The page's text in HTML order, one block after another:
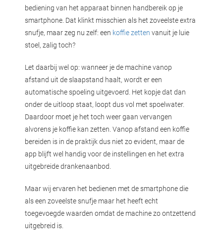
bediening van het apparaat binnen handbereik op je
smartphone. Dat klinkt misschien als het zoveelste extra
snufje, maar zeg nu zelf: een koffie zetten vanuit je luie
stoel, zalig toch?
Let daarbij wel op: wanneer je de machine vanop
afstand uit de slaapstand haalt, wordt er een
automatische spoeling uitgevoerd. Het kopje dat dan
onder de uitloop staat, loopt dus vol met spoelwater.
Daardoor moet je het toch weer gaan vervangen
alvorens je koffie kan zetten. Vanop afstand een koffie
bereiden is in de praktijk dus niet zo evident, maar de
app blijft wel handig voor de instellingen en het extra
uitgebreide drankenaanbod.
Maar wij ervaren het bedienen met de smartphone die
als een zoveelste snufje maar het heeft echt
toegevoegde waarden omdat de machine zo ontzettend
uitgebreid is.